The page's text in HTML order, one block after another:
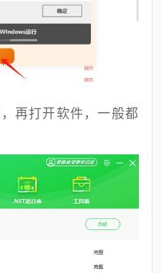
再打开软件，一般都